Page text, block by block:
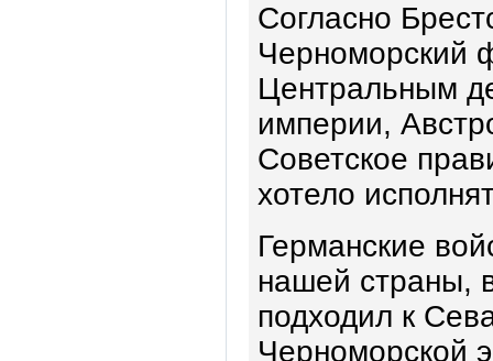
Согласно
Черноморский
Центральным
империи,
Советское
хотело
Германские
нашей страны,
подходил к
Черноморской